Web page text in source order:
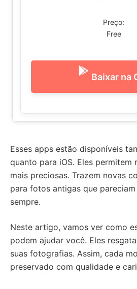
Preço:
Free
Baixar na
Esses apps estão disponíveis
quanto para iOS. Eles permitem
mais preciosas. Trazem novas
para fotos antigas que
sempre.
Neste artigo, vamos ver como
podem ajudar você. Eles
suas fotografias. Assim, cada
preservado com qualidade e